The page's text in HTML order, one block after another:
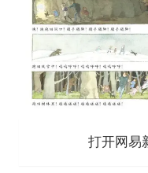
打开网易